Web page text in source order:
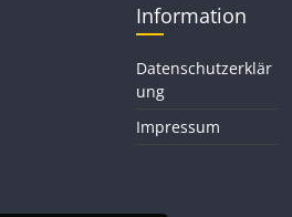
Information
Datenschutzerklär
ung
Impressum